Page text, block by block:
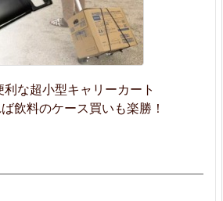
な超小型キャリーカート
飲料のケース買いも楽勝！